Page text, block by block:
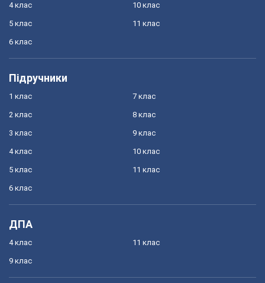
4 клас
5 клас
6 клас
10 клас
11 клас
Підручники
1 клас
2 клас
3 клас
4 клас
5 клас
6 клас
7 клас
8 клас
9 клас
10 клас
11 клас
ДПА
4 клас
9 клас
11 клас